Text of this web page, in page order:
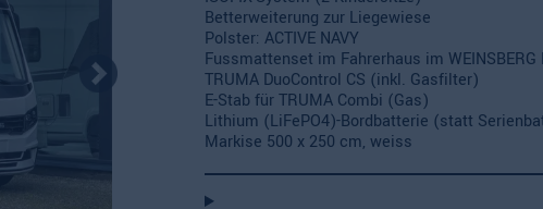
Betterweiterung zur Liegewiese
Polster: ACTIVE NAVY
Fussmattenset im Fahrerhaus im WEINSBERG
TRUMA DuoControl CS (inkl. Gasfilter)
E-Stab für TRUMA Combi (Gas)
Lithium (LiFePO4)-Bordbatterie (statt
Markise 500 x 250 cm, weiss